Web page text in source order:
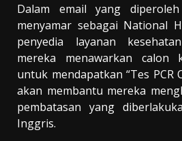
Dalam email yang
menyamar sebagai National
penyedia layanan
mereka menawarkan calon
untuk mendapatkan “Tes PCR
akan membantu mereka
pembatasan yang
Inggris.